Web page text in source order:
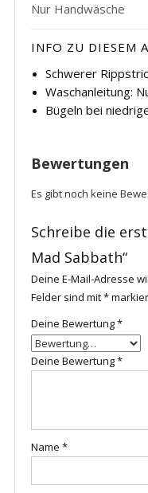
Nur Handwäsche
INFO ZU DIESEM
Schwerer
Waschanleitung:
Bügeln bei
Bewertungen
Es gibt noch keine
Schreibe die
Mad Sabbath“
Deine E-Mail-Adresse
Felder sind mit*
Deine Bewertung*
Deine Bewertung*
Name *